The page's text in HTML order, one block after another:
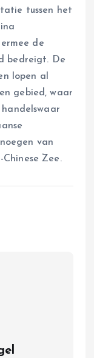
tussen het
de
bedreigt. De
lopen al
gebied, waar
van
Zee.